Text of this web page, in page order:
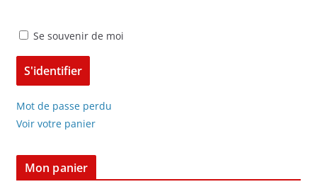
Se souvenir de moi
Mot de passe perdu
Voir votre panier
Mon panier